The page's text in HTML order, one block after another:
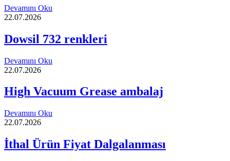
Devamını Oku
22.07.2026
Dowsil 732 renkleri
Devamını Oku
22.07.2026
High Vacuum Grease ambalaj
Devamını Oku
22.07.2026
İthal Ürün Fiyat Dalgalanması